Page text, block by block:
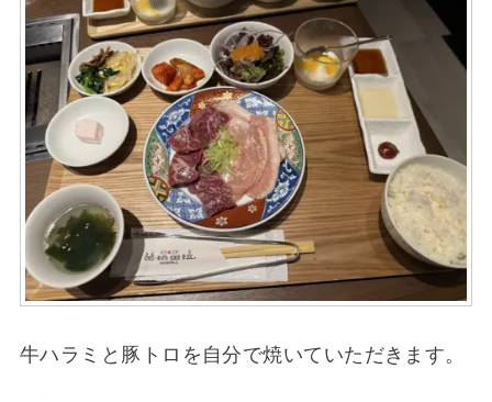
牛ハラミと豚トロを自分で焼いていただきます。